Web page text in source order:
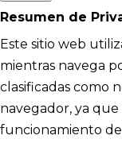
Resumen de
Este sitio web
mientras navega
clasificadas como
navegador, ya que
funcionamiento de